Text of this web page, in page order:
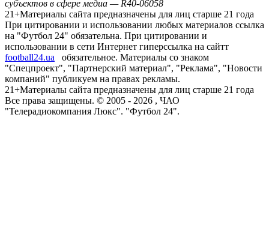
субъектов в сфере медиа — R40-06058
21+Материалы сайта предназначены для лиц старше 21 года
При цитировании и использовании любых материалов ссылка
на "Футбол 24" обязательна. При цитировании и
использовании в сети Интернет гиперссылка на сайтт
football24.ua
обязательное. Материалы со знаком
"Спецпроект", "Партнерский материал", "Реклама", "Новости
компаний" публикуем на правах рекламы.
21+Материалы сайта предназначены для лиц старше 21 года
Все права защищены. © 2005 - 2026 , ЧАО
"Телерадиокомпания Люкс". "Футбол 24".